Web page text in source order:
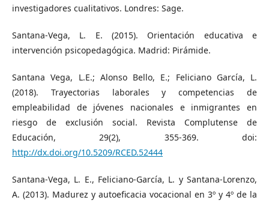
investigadores cualitativos. Londres: Sage.
Santana-Vega, L. E. (2015). Orientación educativa e
intervención psicopedagógica. Madrid: Pirámide.
Santana Vega, L.E.; Alonso Bello, E.; Feliciano García, L.
(2018). Trayectorias laborales y competencias de
empleabilidad de jóvenes nacionales e inmigrantes en
riesgo de exclusión social. Revista Complutense de
Educación, 29(2), 355-369. doi:
http://dx.doi.org/10.5209/RCED.52444
Santana-Vega, L. E., Feliciano-García, L. y Santana-Lorenzo,
A. (2013). Madurez y autoeficacia vocacional en 3º y 4º de la